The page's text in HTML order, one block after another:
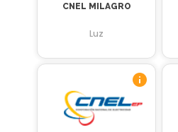
CNEL MILAGRO
Luz